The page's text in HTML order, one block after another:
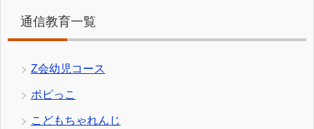
通信教育一覧
Z会幼児コース
ポピっこ
こどもちゃれんじ